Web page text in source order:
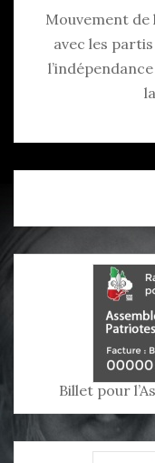
Mouvement de
avec les
Billet pour